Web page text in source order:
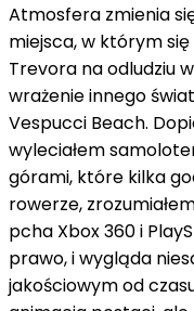
Atmosfera zmienia
miejsca, w którym
Trevora na odludziu
wrażenie innego
Vespucci Beach.
wyleciałem
górami, które kilka
rowerze,
pcha Xbox 360 i
prawo, i wygląda
jakościowym od